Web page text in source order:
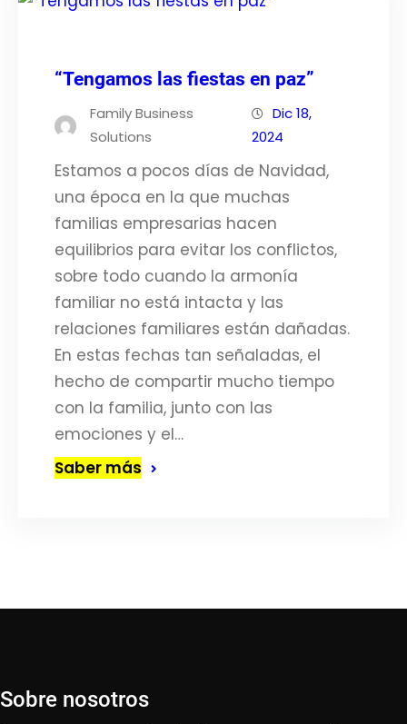
“Tengamos las fiestas en paz”
Family Business
Solutions
Dic 18,
2024
Estamos a pocos días de Navidad,
una época en la que muchas
familias empresarias hacen
equilibrios para evitar los conflictos,
sobre todo cuando la armonía
familiar no está intacta y las
relaciones familiares están dañadas.
En estas fechas tan señaladas, el
hecho de compartir mucho tiempo
con la familia, junto con las
emociones y el…
Saber más
Sobre nosotros